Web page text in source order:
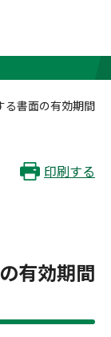
る書面の有効期間
印刷する
有効期間